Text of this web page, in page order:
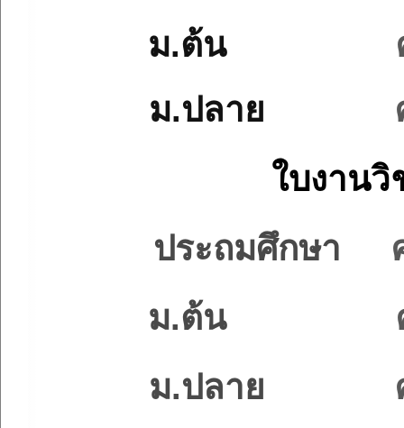
ม.ต้น
ม.ปลาย
ใบงาน
ประถมศึกษา
ม.ต้น
ม.ปลาย